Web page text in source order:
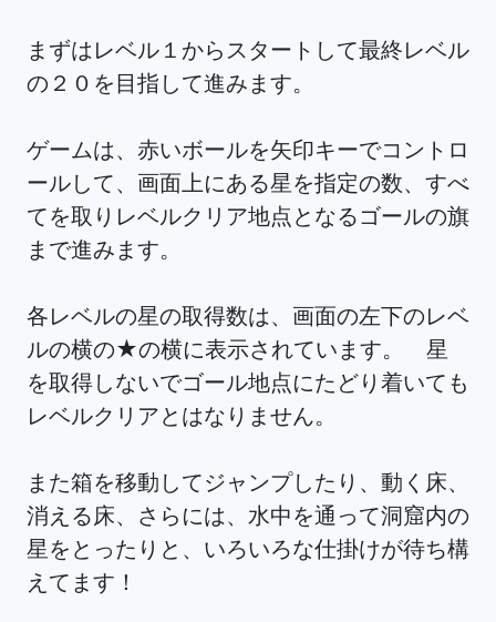
まずはレベル１からスタートして最終レベル
の２０を目指して進みます。
ゲームは、赤いボールを矢印キーでコントロ
ールして、画面上にある星を指定の数、すべ
てを取りレベルクリア地点となるゴールの旗
まで進みます。
各レベルの星の取得数は、画面の左下のレベ
ルの横の★の横に表示されています。 星
を取得しないでゴール地点にたどり着いても
レベルクリアとはなりません。
また箱を移動してジャンプしたり、動く床、
消える床、さらには、水中を通って洞窟内の
星をとったりと、いろいろな仕掛けが待ち構
えてます！